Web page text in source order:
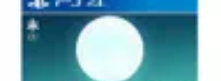
Voyage Inoubliable
AventurePlanificationDestinationsVoyage et ÉcologieVoyager seul
Voyage Inoubliable